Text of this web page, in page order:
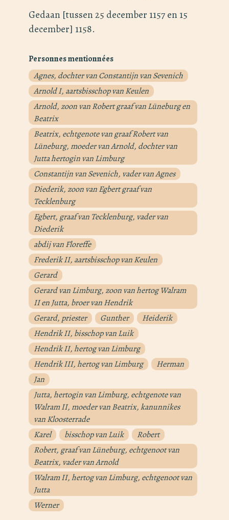
Gedaan [tussen 25 december 1157 en 15
december] 1158.
Personnes mentionnées
Agnes, dochter van Constantijn van Sevenich
Arnold I, aartsbisschop van Keulen
Arnold, zoon van Robert graaf van Lüneburg en
Beatrix
Beatrix, echtgenote van graaf Robert van
Lüneburg, moeder van Arnold, dochter van
Jutta hertogin van Limburg
Constantijn van Sevenich, vader van Agnes
Diederik, zoon van Egbert graaf van
Tecklenburg
Egbert, graaf van Tecklenburg, vader van
Diederik
abdij van Floreffe
Frederik II, aartsbisschop van Keulen
Gerard
Gerard van Limburg, zoon van hertog Walram
II en Jutta, broer van Hendrik
Gerard, priester
Gunther
Heiderik
Hendrik II, bisschop van Luik
Hendrik II, hertog van Limburg
Hendrik III, hertog van Limburg
Herman
Jan
Jutta, hertogin van Limburg, echtgenote van
Walram II, moeder van Beatrix, kanunnikes
van Kloosterrade
Karel
bisschop van Luik
Robert
Robert, graaf van Lüneburg, echtgenoot van
Beatrix, vader van Arnold
Walram II, hertog van Limburg, echtgenoot van
Jutta
Werner